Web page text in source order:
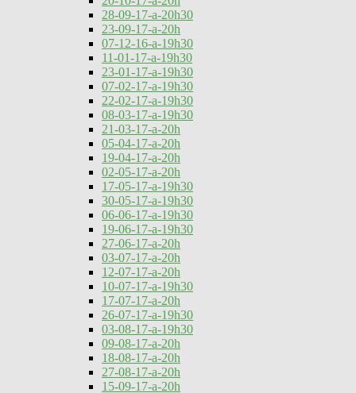
28-09-17-a-20h30
23-09-17-a-20h
07-12-16-a-19h30
11-01-17-a-19h30
23-01-17-a-19h30
07-02-17-a-19h30
22-02-17-a-19h30
08-03-17-a-19h30
21-03-17-a-20h
05-04-17-a-20h
19-04-17-a-20h
02-05-17-a-20h
17-05-17-a-19h30
30-05-17-a-19h30
06-06-17-a-19h30
19-06-17-a-19h30
27-06-17-a-20h
03-07-17-a-20h
12-07-17-a-20h
10-07-17-a-19h30
17-07-17-a-20h
26-07-17-a-19h30
03-08-17-a-19h30
09-08-17-a-20h
18-08-17-a-20h
27-08-17-a-20h
15-09-17-a-20h